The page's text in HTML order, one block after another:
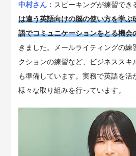
中村さん： スピーキングが練習でき
は違う英語向けの脳の使い方を学ぶ
語でコミュニケーションをとる機会
きました。メールライティングの練
クションの練習など、ビジネススキ
も準備しています。実務で英語を活
様々な取り組みを行っています。